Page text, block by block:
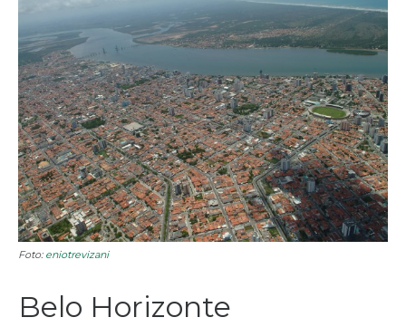
Foto: eniotrevizani
Belo Horizonte